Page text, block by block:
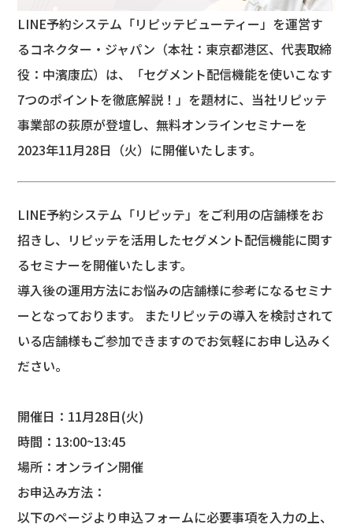
LINE予約システム「リピッテビューティー」を運営す
るコネクター・ジャパン（本社：東京都港区、代表取締
役：中濱康広）は、「セグメント配信機能を使いこなす
7つのポイントを徹底解説！」を題材に、当社リピッテ
事業部の荻原が登壇し、無料オンラインセミナーを
2023年11月28日（火）に開催いたします。
LINE予約システム「リピッテ」をご利用の店舗様をお
招きし、リピッテを活用したセグメント配信機能に関す
るセミナーを開催いたします。
導入後の運用方法にお悩みの店舗様に参考になるセミナ
ーとなっております。 またリピッテの導入を検討されて
いる店舗様もご参加できますのでお気軽にお申し込みく
ださい。
開催日：11月28日(火)
時間：13:00~13:45
場所：オンライン開催
お申込み方法：
以下のページより申込フォームに必要事項を入力の上、